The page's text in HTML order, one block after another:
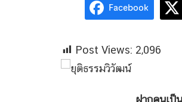
Facebook
Post Views: 2,096
ฝากคนเป็นตำรวจ ท